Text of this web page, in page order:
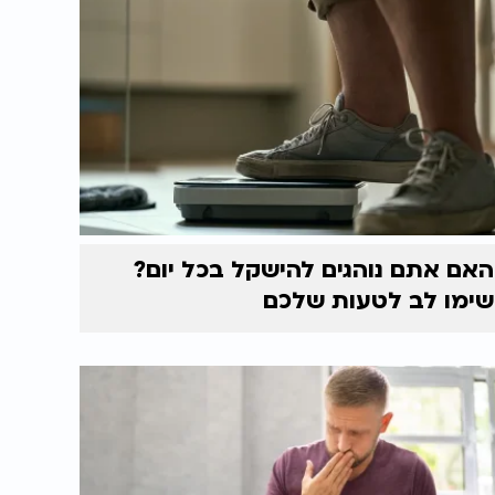
האם אתם נוהגים להישקל בכל יום?
שימו לב לטעות שלכם